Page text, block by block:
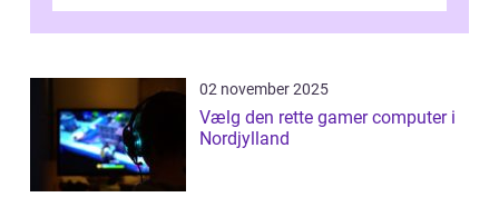
02 november 2025
Vælg den rette gamer computer i
Nordjylland